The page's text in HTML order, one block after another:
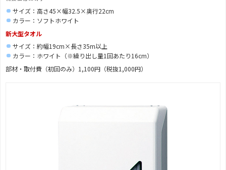
サイズ：高さ45×幅32.5×奥行22cm
カラー：ソフトホワイト
新大型タオル
サイズ：約幅19cm×長さ35m以上
カラー：ホワイト（※繰り出し量1回あたり16cm）
部材・取付費（初回のみ）1,100円（税抜1,000円）